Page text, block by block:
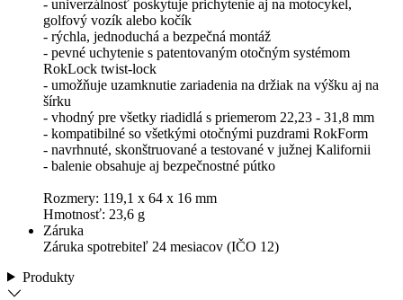
- univerzálnosť poskytuje prichytenie aj na motocykel,
golfový vozík alebo kočík
- rýchla, jednoduchá a bezpečná montáž
- pevné uchytenie s patentovaným otočným systémom
RokLock twist-lock
- umožňuje uzamknutie zariadenia na držiak na výšku aj na
šírku
- vhodný pre všetky riadidlá s priemerom 22,23 - 31,8 mm
- kompatibilné so všetkými otočnými puzdrami RokForm
- navrhnuté, skonštruované a testované v južnej Kalifornii
- balenie obsahuje aj bezpečnostné pútko
Rozmery: 119,1 x 64 x 16 mm
Hmotnosť: 23,6 g
Záruka
Záruka spotrebiteľ 24 mesiacov (IČO 12)
Produkty